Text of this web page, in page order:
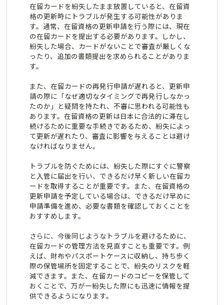
在留カードを紛失したまま放置していると、在留資
格の更新時にトラブルが発生する可能性がありま
す。通常、在留資格の更新申請を行う際には、現在
の在留カードを提出する必要があります。しかし、
紛失した場合、カードがないことで審査が厳しくな
ったり、追加の書類提出を求められることがありま
す。
また、在留カードの再発行申請が遅れると、更新申
請の際に「なぜ適切なタイミングで再発行しなかっ
たのか」と疑問を持たれ、不審に思われる可能性も
あります。在留資格の更新は日本に合法的に滞在し
続けるために重要な手続きであるため、紛失によっ
て更新が遅れたり、審査に影響を与えることは避け
なければなりません。
トラブルを防ぐためには、紛失した際にすぐに警察
と入管に届出を行い、できるだけ早く新しい在留カ
ードを取得することが重要です。また、在留資格の
更新申請を予定している場合は、できるだけ早めに
申請準備を進め、必要な書類を確認しておくことを
おすすめします。
さらに、今後同じようなトラブルを避けるために、
在留カードの管理方法を見直すことも重要です。例
えば、財布やパスポートケースに収納し、持ち歩く
際の保管場所を固定することで、紛失のリスクを軽
減できます。また、在留カードのコピーを保管して
おくことで、万が一紛失した際にも迅速に情報を提
供できるようになります。